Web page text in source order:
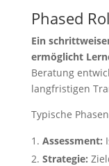
Phased
Ein
ermöglicht
Beratung
langfristigen
Typische
Assessment:
Strategie: